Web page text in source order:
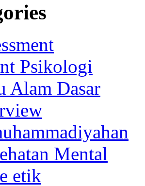
Psikologi
Alam Dasar
Mental
etik